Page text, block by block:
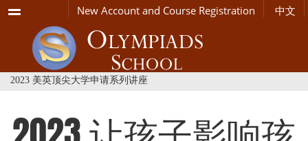
Menu New Account and Course Registration 中文
2023 美英顶尖大学申请系列讲座